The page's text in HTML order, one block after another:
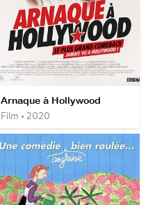
Arnaque à Hollywood
Film • 2020